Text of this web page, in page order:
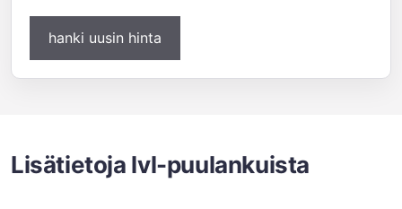
hanki uusin hinta
Lisätietoja lvl-puulankuista